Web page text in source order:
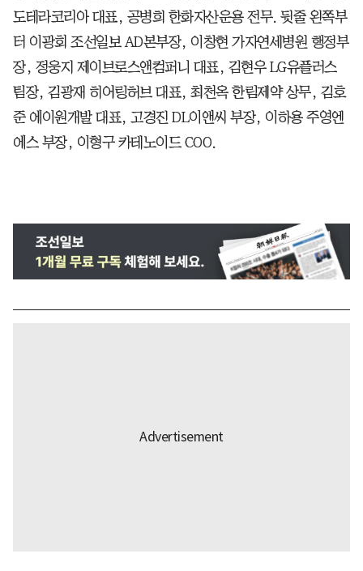
도테라코리아 대표, 공병희 한화자산운용 전무. 뒷줄 왼쪽부
터 이광회 조선일보 AD본부장, 이창현 가자연세병원 행정부
장, 정웅지 제이브로스앤컴퍼니 대표, 김현우 LG유플러스
팀장, 김광재 히어링허브 대표, 최천옥 한림제약 상무, 김호
준 에이원개발 대표, 고경진 DL이앤씨 부장, 이하용 주영엔
에스 부장, 이형구 카테노이드 COO.